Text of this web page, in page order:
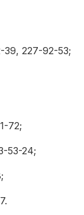
227-92-53;
72;
53-24;